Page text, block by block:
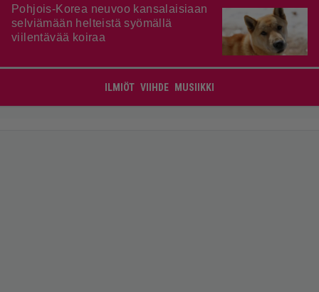
Pohjois-Korea neuvoo kansalaisiaan
selviämään helteistä syömällä
viilentävää koiraa
ILMIÖT VIIHDE MUSIIKKI